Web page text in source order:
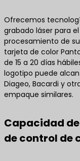
Ofrecemos
grabado láser para
procesamiento de
tarjeta de color
de 15 a 20 días
logotipo puede
Diageo, Bacardi y
empaque similares.
Capacidad
de control de